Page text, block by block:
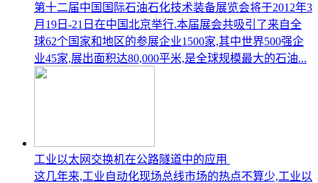
第十二届中国国际石油石化技术装备展览会将于2012年3
月19日-21日在中国北京举行.本届展会共吸引了来自全
球62个国家和地区的参展企业1500家,其中世界500强企
业45家,展出面积达80,000平米,是全球规模最大的石油...
工业以太网交换机在公路隧道中的应用
这几年来,工业自动化现场总线市场的热点不算少,工业以